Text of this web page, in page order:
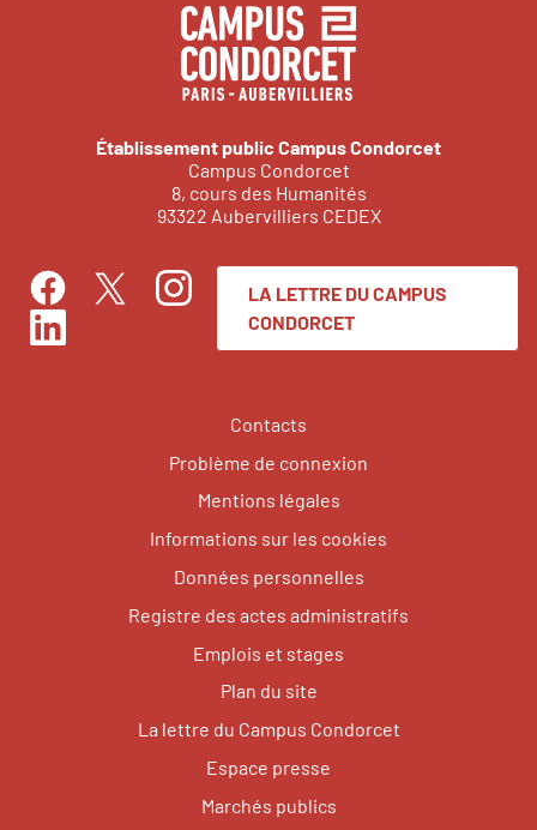
Établissement public Campus Condorcet
Campus Condorcet
8, cours des Humanités
93322 Aubervilliers CEDEX
FacebookTwitterInstagram
LinkedIn
LA LETTRE DU CAMPUS
CONDORCET
Contacts
Problème de connexion
Mentions légales
Informations sur les cookies
Données personnelles
Registre des actes administratifs
Emplois et stages
Plan du site
La lettre du Campus Condorcet
Espace presse
Marchés publics